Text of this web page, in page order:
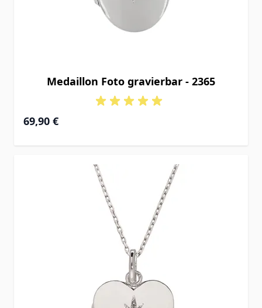
Medaillon Foto gravierbar - 2365
69,90 €